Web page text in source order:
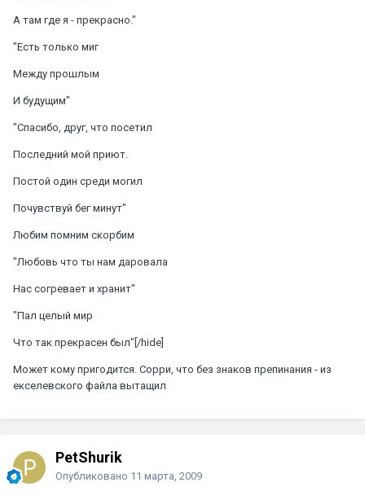
А там где я - прекрасно."
"Есть только миг
Между прошлым
И будущим"
"Спасибо, друг, что посетил
Последний мой приют.
Постой один среди могил
Почувствуй бег минут"
Любим помним скорбим
"Любовь что ты нам даровала
Нас согревает и хранит"
"Пал целый мир
Что так прекрасен был"[/hide]
Может кому пригодится. Сорри, что без знаков препинания - из
екселевского файла вытащил
PetShurik
Опубликовано 11 марта, 2009